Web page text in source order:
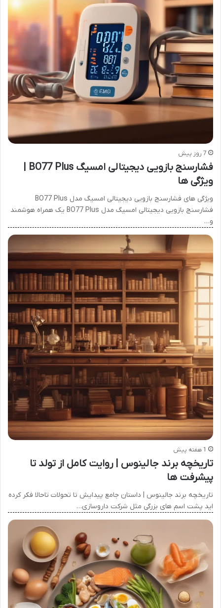
7 روز پیش
ویژگی ها
ویژگی های فشارسنج بازویی دیجیتالی امسیگ مدل BO77 Plus
فشارسنج بازویی دیجیتالی امسیگ مدل BO77 Plus یک همراه هوشمند
و…
1 هفته پیش
تاریخچه برند جالینوس | روایت کامل از تولد تا
پیشرفت ها
تاریخچه برند جالینوس | داستان جامع پیدایش تا تحولات تاحالا فکر کرده
اید پشت اسم های بزرگی مثل شرکت داروسازی…